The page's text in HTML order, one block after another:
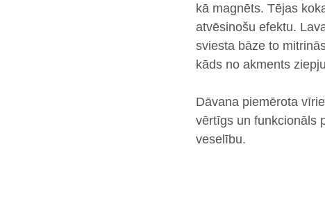
kā magnēts. Tējas
atvēsinošu efektu.
sviesta bāze to
kāds no akments
Dāvana piemērota
vērtīgs un funkcionāls
veselību.